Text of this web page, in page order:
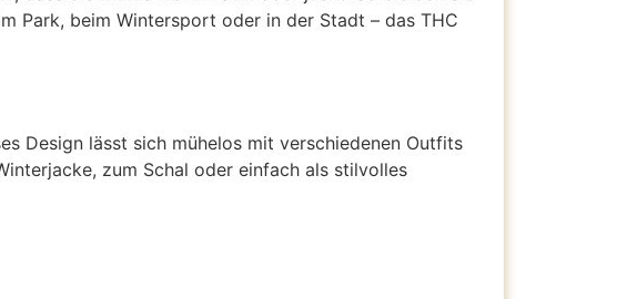
Park, beim Wintersport oder in der Stadt – das THC
Design lässt sich mühelos mit verschiedenen Outfits
zum Schal oder einfach als stilvolles